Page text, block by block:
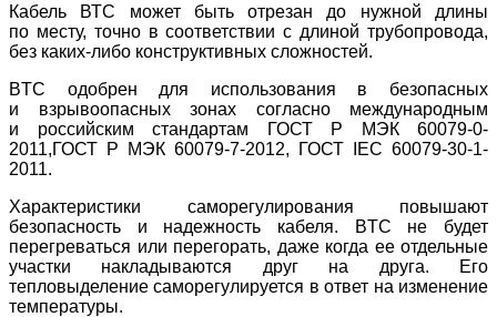
Кабель ВТС может быть отрезан до нужной длины
по месту, точно в соответствии с длиной трубопровода,
без каких-либо конструктивных сложностей.
ВTС одобрен для использования в безопасных
и взрывоопасных зонах согласно международным
и российским стандартам ГОСТ Р МЭК 60079-0-
2011,ГОСТ Р МЭК 60079-7-2012, ГОСТ IEC 60079-30-1-
2011.
Характеристики саморегулирования повышают
безопасность и надежность кабеля. BTC не будет
перегреваться или перегорать, даже когда ее отдельные
участки накладываются друг на друга. Его
тепловыделение саморегулируется в ответ на изменение
температуры.